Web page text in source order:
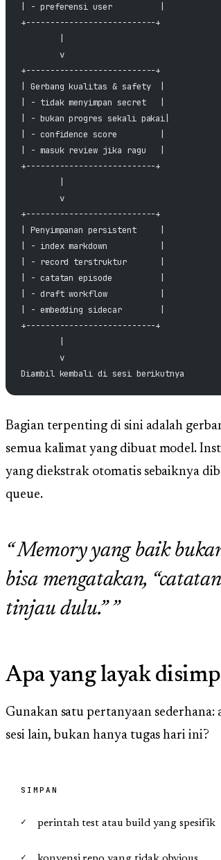
| - preferensi user          |
+---------------------------+
        v
+---------------------------+
| Gerbang kualitas & safety  |
| - tidak menyimpan secret   |
| - bukan progres sekali pakai|
| - confidence score         |
| - masuk review jika ragu   |
+---------------------------+
        v
+---------------------------+
| Penyimpanan persistent     |
| - index markdown           |
| - record terstruktur       |
| - catatan episode          |
| - draft workflow           |
| - embedding sidecar        |
+---------------------------+
        v
Diambil kembali di sesi berikutnya
Bagian terpenting di sini adalah
semua kalimat yang dibuat model.
yang diekstrak otomatis sebaiknya
queue.
Memory yang baik
bisa mengatakan,
tinjau dulu.”
Apa yang layak
Gunakan satu pertanyaan
sesi lain, bukan hanya tugas hari ini?
SIMPAN
perintah test atau build yang spesifik